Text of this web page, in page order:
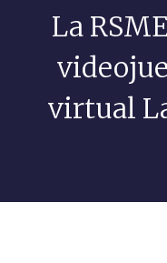
La
virtual